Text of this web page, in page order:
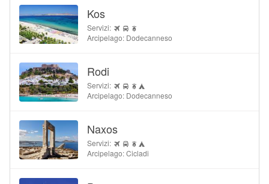
Kos
Servizi:
Arcipelago: Dodecanneso
Rodi
Servizi:
Arcipelago: Dodecanneso
Naxos
Servizi:
Arcipelago: Cicladi